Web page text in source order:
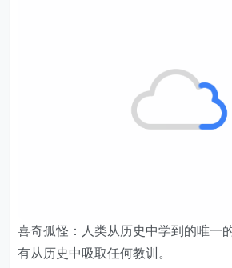
喜奇孤怪：人类从历史中学到的唯一
有从历史中吸取任何教训。